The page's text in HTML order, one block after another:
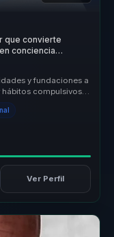
que convierte
conciencia
y fundaciones a
compulsivos
Ver Perfil